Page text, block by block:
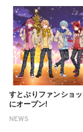
NEWS
すとぷりファンショ
にオープン!